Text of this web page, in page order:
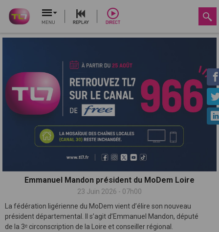
MENU REPLAY DIRECT
Emmanuel Mandon président du MoDem Loire
23 Juin 2026 - 07h00
La fédération ligérienne du MoDem vient d’élire son nouveau
président départemental. Il s’agit d’Emmanuel Mandon, député
de la 3ᵉ circonscription de la Loire et conseiller régional.